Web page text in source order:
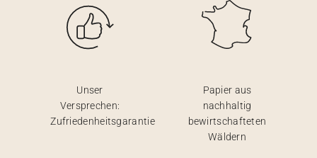
Unser
Versprechen:
Zufriedenheitsgarantie
Papier aus
nachhaltig
bewirtschafteten
Wäldern